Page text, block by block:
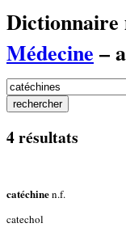
Dictionnaire
Médecine –
4 résultats
catéchinen.f.
catechol